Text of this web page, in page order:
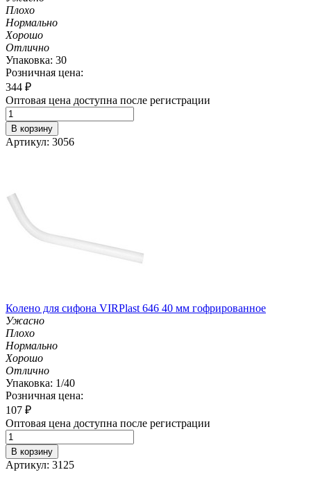
Плохо
Нормально
Хорошо
Отлично
Упаковка: 30
Розничная цена:
344 ₽
Оптовая цена доступна после регистрации
В корзину
Артикул: 3056
Колено для сифона VIRPlast 646 40 мм гофрированное
Ужасно
Плохо
Нормально
Хорошо
Отлично
Упаковка: 1/40
Розничная цена:
107 ₽
Оптовая цена доступна после регистрации
В корзину
Артикул: 3125